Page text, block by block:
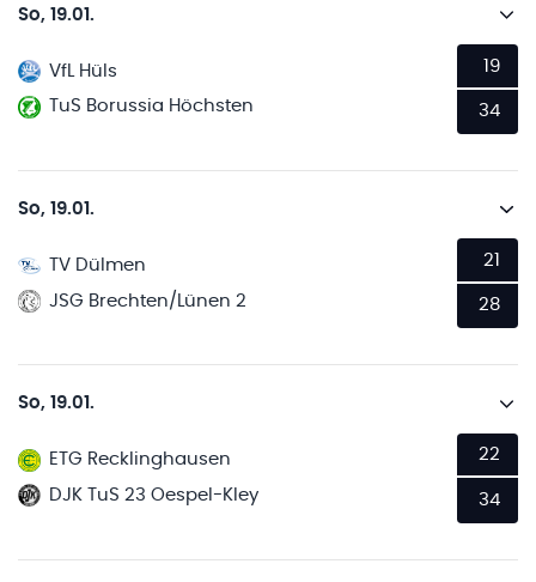
So, 19.01.
VfL Hüls
TuS Borussia Höchsten
19
34
So, 19.01.
TV Dülmen
JSG Brechten/Lünen 2
21
28
So, 19.01.
ETG Recklinghausen
DJK TuS 23 Oespel-Kley
22
34